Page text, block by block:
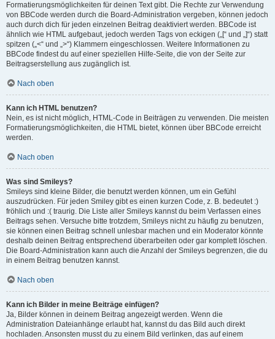
Formatierungsmöglichkeiten für deinen Text gibt. Die Rechte zur Verwendung
von BBCode werden durch die Board-Administration vergeben, können jedoch
auch durch dich für jeden einzelnen Beitrag deaktiviert werden. BBCode ist
ähnlich wie HTML aufgebaut, jedoch werden Tags von eckigen („[“ und „]“) statt
spitzen („<“ und „>“) Klammern eingeschlossen. Weitere Informationen zu
BBCode findest du auf einer speziellen Hilfe-Seite, die von der Seite zur
Beitragserstellung aus zugänglich ist.
Nach oben
Kann ich HTML benutzen?
Nein, es ist nicht möglich, HTML-Code in Beiträgen zu verwenden. Die meisten
Formatierungsmöglichkeiten, die HTML bietet, können über BBCode erreicht
werden.
Nach oben
Was sind Smileys?
Smileys sind kleine Bilder, die benutzt werden können, um ein Gefühl
auszudrücken. Für jeden Smiley gibt es einen kurzen Code, z. B. bedeutet :)
fröhlich und :( traurig. Die Liste aller Smileys kannst du beim Verfassen eines
Beitrags sehen. Versuche bitte trotzdem, Smileys nicht zu häufig zu benutzen,
sie können einen Beitrag schnell unlesbar machen und ein Moderator könnte
deshalb deinen Beitrag entsprechend überarbeiten oder gar komplett löschen.
Die Board-Administration kann auch die Anzahl der Smileys begrenzen, die du
in einem Beitrag benutzen kannst.
Nach oben
Kann ich Bilder in meine Beiträge einfügen?
Ja, Bilder können in deinem Beitrag angezeigt werden. Wenn die
Administration Dateianhänge erlaubt hat, kannst du das Bild auch direkt
hochladen. Ansonsten musst du zu einem Bild verlinken, das auf einem